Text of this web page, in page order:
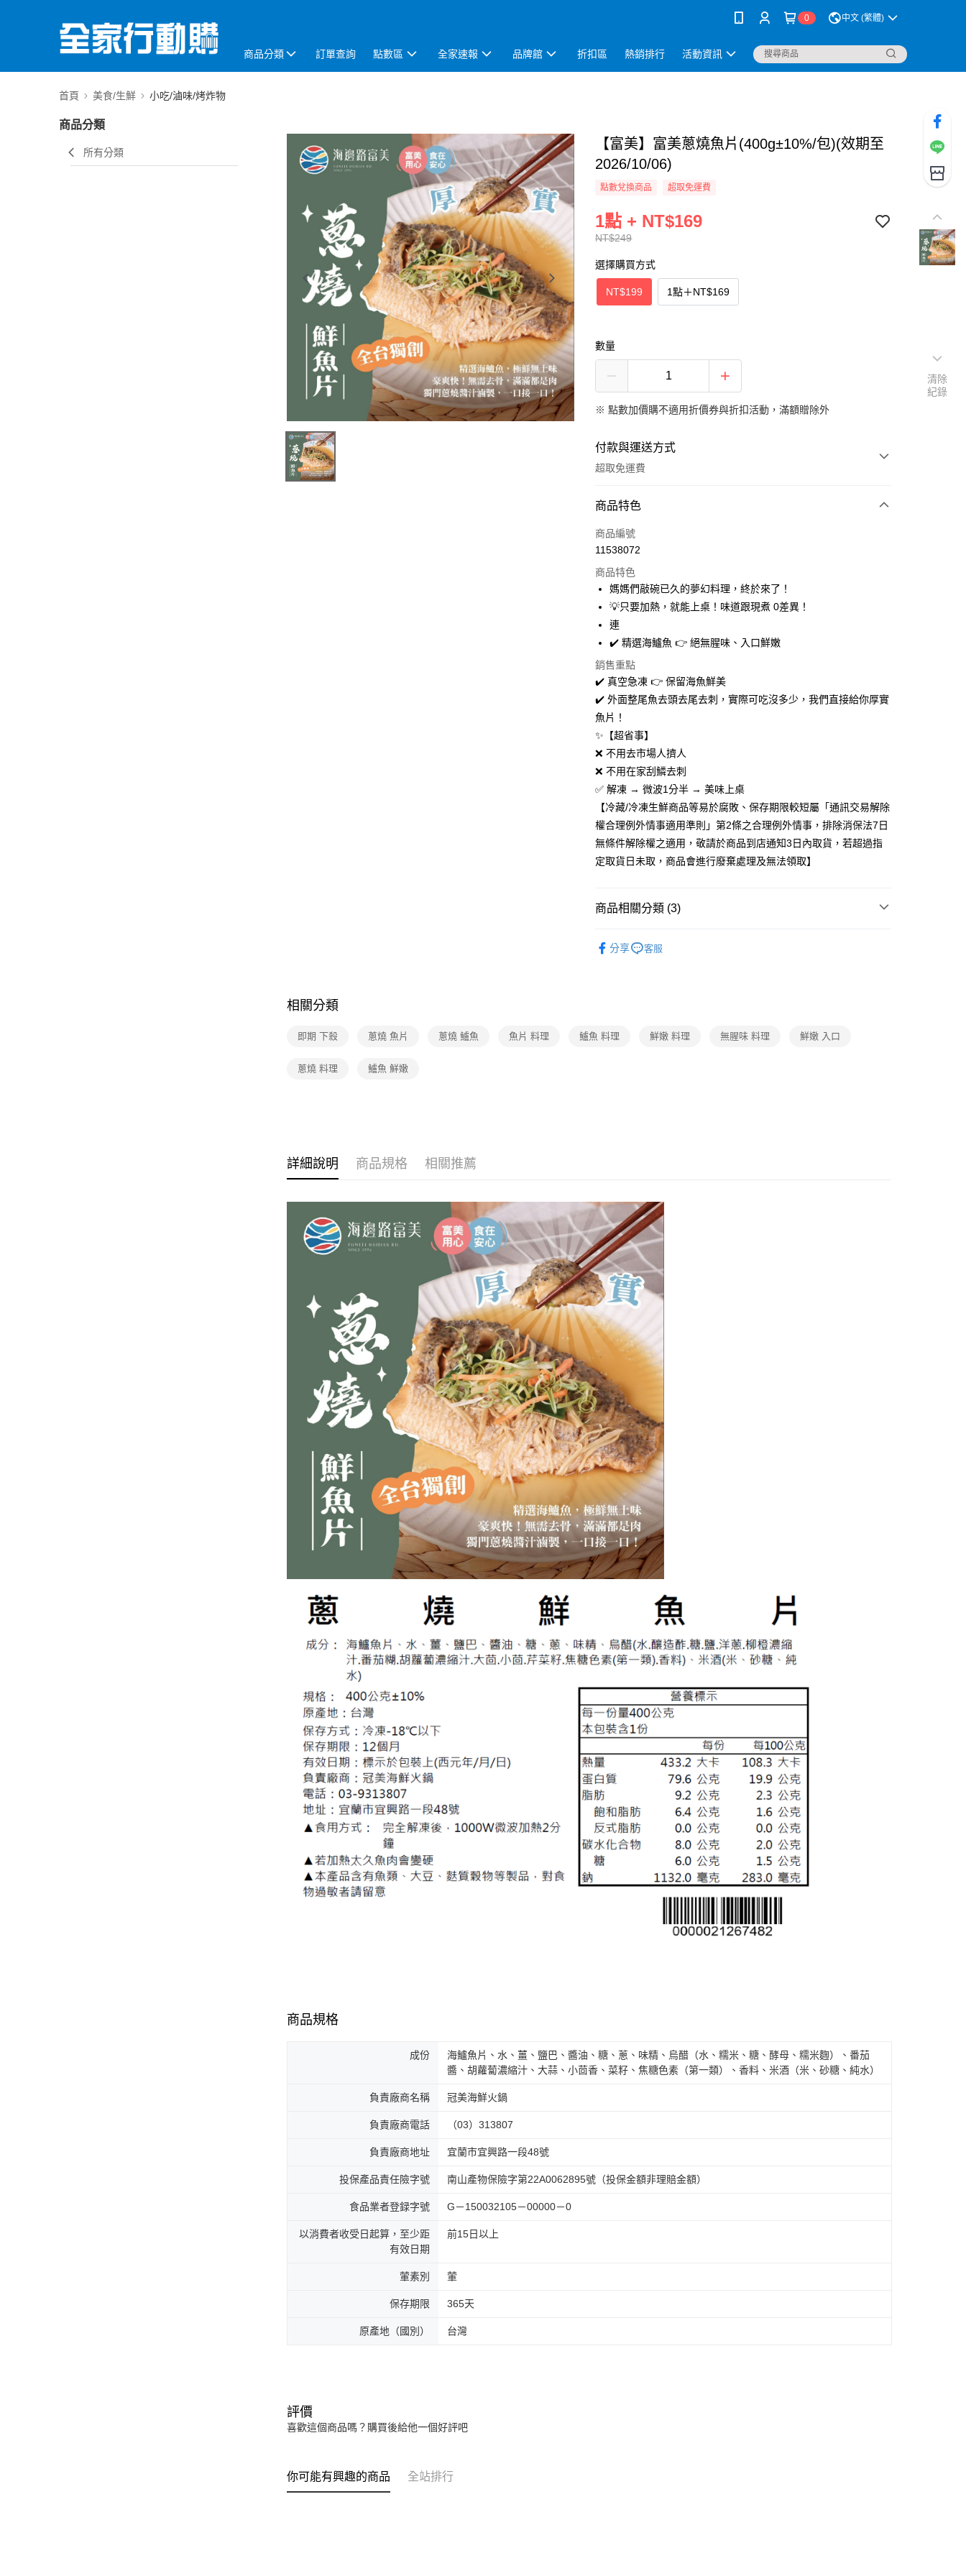
0 中文 (繁體)
商品分類 訂單查詢 點數區 全家速報 品牌館 折扣區 熱銷排行 活動資訊
首頁 美食/生鮮 小吃/滷味/烤炸物
商品分類
所有分類
【富美】富美蔥燒魚片(400g±10%/包)(效期至
2026/10/06)
點數兌換商品 超取免運費
NT$249
1點 + NT$169
選擇購買方式
NT$199 1點＋NT$169
數量
※點數加價購不適用折價券與折扣活動，滿額贈除外
付款與運送方式
超取免運費
付款方式
全家線上支付
運送方式
冷凍-全家取貨付款
免運費
冷凍-付款後全家取貨
免運費
商品特色
商品編號
11538072
商品特色
媽媽們敲碗已久的夢幻料理，終於來了！
💡只要加熱，就能上桌！味道跟現煮 0差異！
連
✔️ 精選海鱸魚 👉 絕無腥味、入口鮮嫩
銷售重點
✔️ 真空急凍 👉 保留海魚鮮美
✔️ 外面整尾魚去頭去尾去刺，實際可吃沒多少，我們直接給你厚實
魚片！
✨【超省事】
❌ 不用去市場人擠人
❌ 不用在家刮鱗去刺
✅ 解凍 → 微波1分半 → 美味上桌
【冷藏/冷凍生鮮商品等易於腐敗、保存期限較短屬「通訊交易解除
權合理例外情事適用準則」第2條之合理例外情事，排除消保法7日
無條件解除權之適用，敬請於商品到店通知3日內取貨，若超過指
定取貨日未取，商品會進行廢棄處理及無法領取】
商品相關分類 (3)
分享 客服
相關分類
即期 下殺 蔥燒 魚片 蔥燒 鱸魚 魚片 料理 鱸魚 料理 鮮嫩 料理 無腥味 料理 鮮嫩 入口
蔥燒 料理 鱸魚 鮮嫩
詳細說明 商品規格 相關推薦
商品規格
成份
海鱸魚片、水、薑、鹽巴、醬油、糖、蔥、味精、烏醋（水、糯米、糖、酵母、糯米麴）、番茄
醬、胡蘿蔔濃縮汁、大蒜、小茴香、菜籽、焦糖色素（第一類）、香料、米酒（米、砂糖、純水）
負責廠商名稱 冠美海鮮火鍋
負責廠商電話 （03）313807
負責廠商地址 宜蘭市宜興路一段48號
投保產品責任險字號 南山產物保險字第22A0062895號（投保金額非理賠金額）
食品業者登録字號 G－150032105－00000－0
以消費者收受日起算，至少距
有效日期
前15日以上
葷素別 葷
保存期限 365天
原產地（國別） 台灣
評價
喜歡這個商品嗎？購買後給他一個好評吧
你可能有興趣的商品 全站排行
清除
紀錄